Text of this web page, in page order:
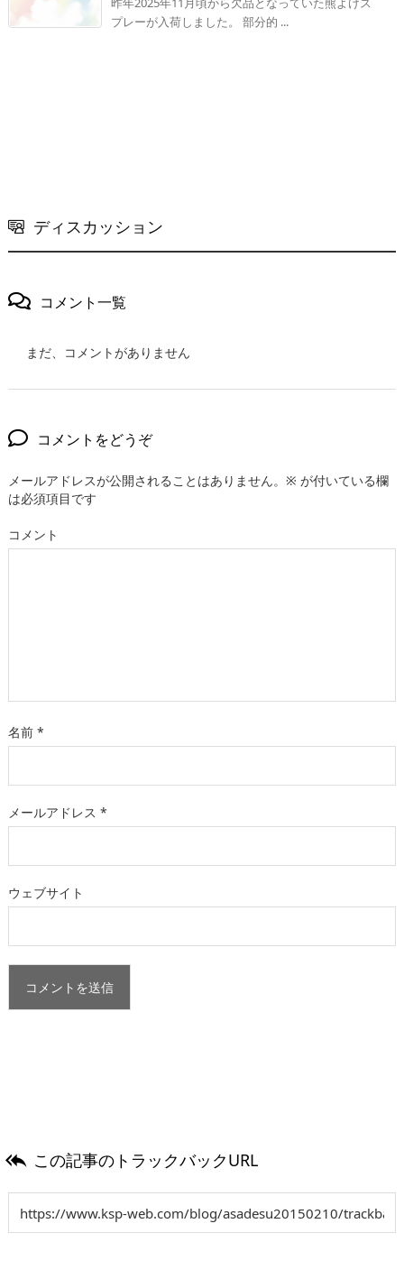
プレーが入荷しました。 部分的 ...
ディスカッション
コメント一覧
まだ、コメントがありません
コメントをどうぞ
メールアドレスが公開されることはありません。 ※ が付いている欄
は必須項目です
コメント
名前 *
メールアドレス *
ウェブサイト
 この記事のトラックバックURL